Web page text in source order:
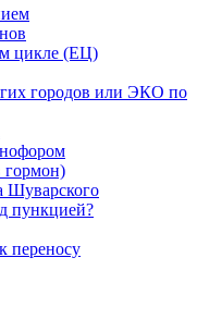
цикле (ЕЦ)
городов или ЭКО по
Шуварского
пункцией?
переносу